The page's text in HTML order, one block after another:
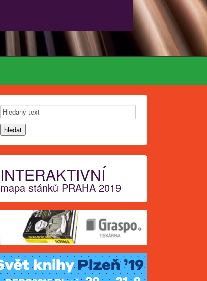
INTERAKTIVNÍ
mapa stánků PRAHA 2019